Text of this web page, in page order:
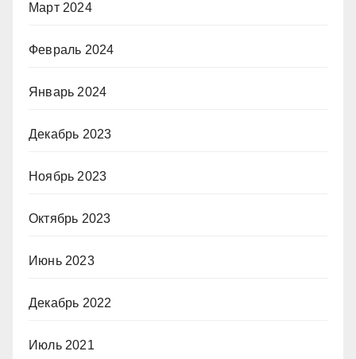
Март 2024
Февраль 2024
Январь 2024
Декабрь 2023
Ноябрь 2023
Октябрь 2023
Июнь 2023
Декабрь 2022
Июль 2021